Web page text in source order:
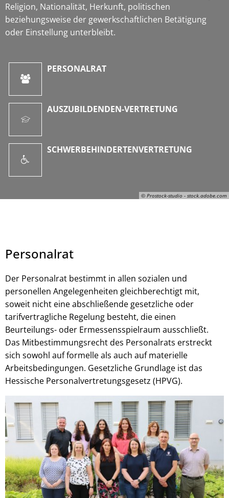
© Prostock-studio - stock.adobe.com
© Prostock-studio - stock.adobe.com
Religion, Nationalität, Herkunft, politischen
beziehungsweise der gewerkschaftlichen Betätigung
oder Einstellung unterbleibt.
PERSONALRAT
AUSZUBILDENDEN-VERTRETUNG
SCHWERBEHINDERTENVERTRETUNG
Personalrat
Der Personalrat bestimmt in allen sozialen und
personellen Angelegenheiten gleichberechtigt mit,
soweit nicht eine abschließende gesetzliche oder
tarifvertragliche Regelung besteht, die einen
Beurteilungs- oder Ermessensspielraum ausschließt.
Das Mitbestimmungsrecht des Personalrats erstreckt
sich sowohl auf formelle als auch auf materielle
Arbeitsbedingungen. Gesetzliche Grundlage ist das
Hessische Personalvertretungsgesetz (HPVG).